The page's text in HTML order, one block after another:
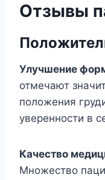
Отзывы
Улучшение
отмечают
положения
уверенности в
Качество
Множество